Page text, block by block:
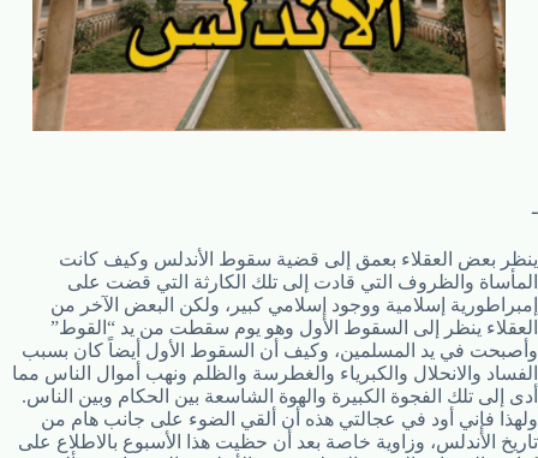
ـ
ينظر بعض العقلاء بعمق إلى قضية سقوط الأندلس وكيف كانت
المأساة والظروف التي قادت إلى تلك الكارثة التي قضت على
إمبراطورية إسلامية ووجود إسلامي كبير، ولكن البعض الآخر من
العقلاء ينظر إلى السقوط الأول وهو يوم سقطت من يد “القوط”
وأصبحت في يد المسلمين، وكيف أن السقوط الأول أيضاً كان بسبب
الفساد والانحلال والكبرياء والغطرسة والظلم ونهب أموال الناس مما
أدى إلى تلك الفجوة الكبيرة والهوة الشاسعة بين الحكام وبين الناس.
ولهذا فإني أود في عجالتي هذه أن ألقي الضوء على جانب هام من
تاريخ الأندلس، وزاوية خاصة بعد أن حظيت هذا الأسبوع بالاطلاع على